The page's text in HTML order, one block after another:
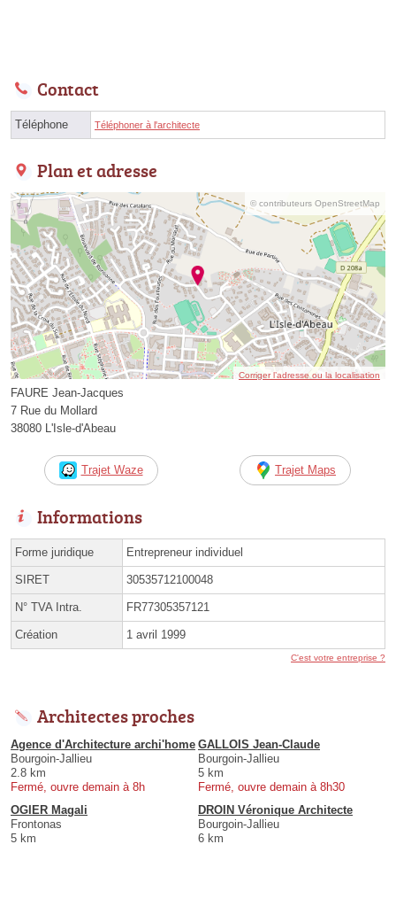
Contact
Téléphone Téléphoner à l'architecte
Plan et adresse
© contributeurs OpenStreetMap
Corriger l’adresse ou la localisation
FAURE Jean-Jacques
7 Rue du Mollard
38080 L'Isle-d'Abeau
Trajet Waze Trajet Maps
Informations
Forme juridique Entrepreneur individuel
SIRET 30535712100048
N° TVA Intra. FR77305357121
Création 1 avril 1999
C'est votre entreprise ?
Architectes proches
Agence d'Architecture archi'home
Bourgoin-Jallieu
2.8 km
Fermé, ouvre demain à 8h
GALLOIS Jean-Claude
Bourgoin-Jallieu
5 km
Fermé, ouvre demain à 8h30
OGIER Magali
Frontonas
5 km
DROIN Véronique Architecte
Bourgoin-Jallieu
6 km